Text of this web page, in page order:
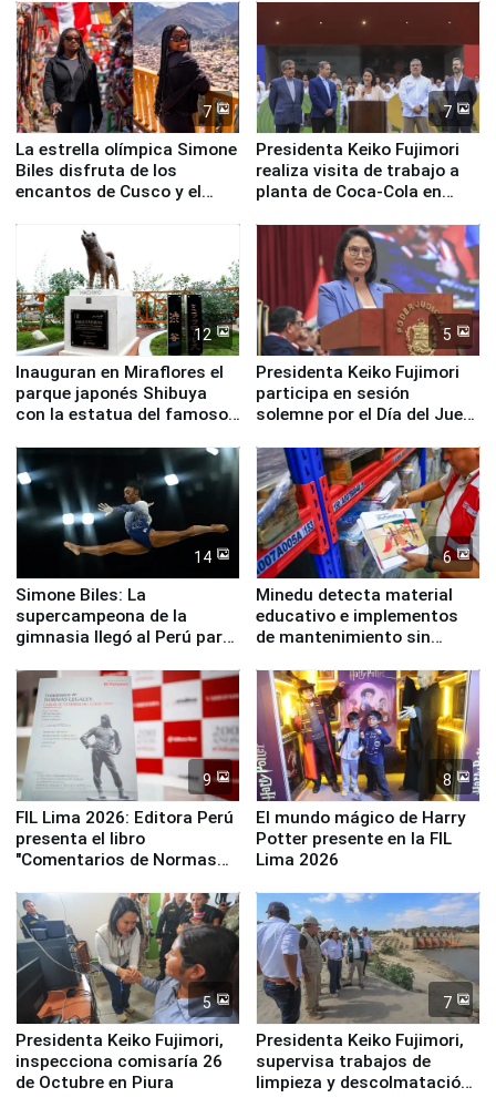
7
La estrella olímpica Simone
Biles disfruta de los
encantos de Cusco y el
7
Presidenta Keiko Fujimori
realiza visita de trabajo a
planta de Coca-Cola en
12
Inauguran en Miraflores el
parque japonés Shibuya
con la estatua del famoso
5
Presidenta Keiko Fujimori
participa en sesión
solemne por el Día del Juez
14
Simone Biles: La
supercampeona de la
gimnasia llegó al Perú para
Panamericanos Lima 2027
6
Minedu detecta material
educativo e implementos
de mantenimiento sin
la UGEL 2
9
FIL Lima 2026: Editora Perú
presenta el libro
"Comentarios de Normas
Derecho Colectivo"
8
El mundo mágico de Harry
Potter presente en la FIL
Lima 2026
5
Presidenta Keiko Fujimori,
inspecciona comisaría 26
de Octubre en Piura
7
Presidenta Keiko Fujimori,
supervisa trabajos de
limpieza y descolmatación